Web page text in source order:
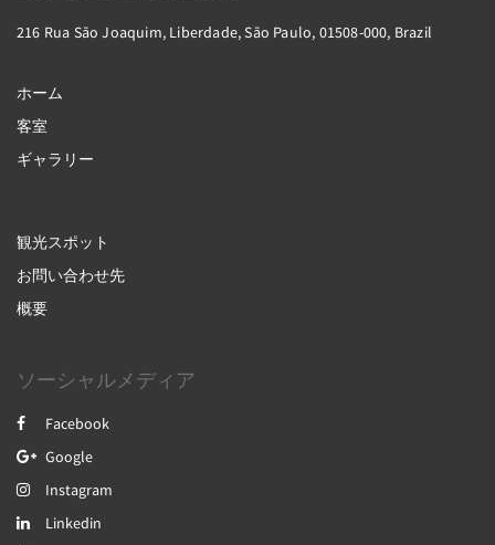
216 Rua São Joaquim, Liberdade, São Paulo, 01508-000, Brazil
ホーム
客室
ギャラリー
観光スポット
お問い合わせ先
概要
ソーシャルメディア
Facebook
Google
Instagram
Linkedin